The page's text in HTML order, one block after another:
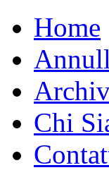
Home
Chi